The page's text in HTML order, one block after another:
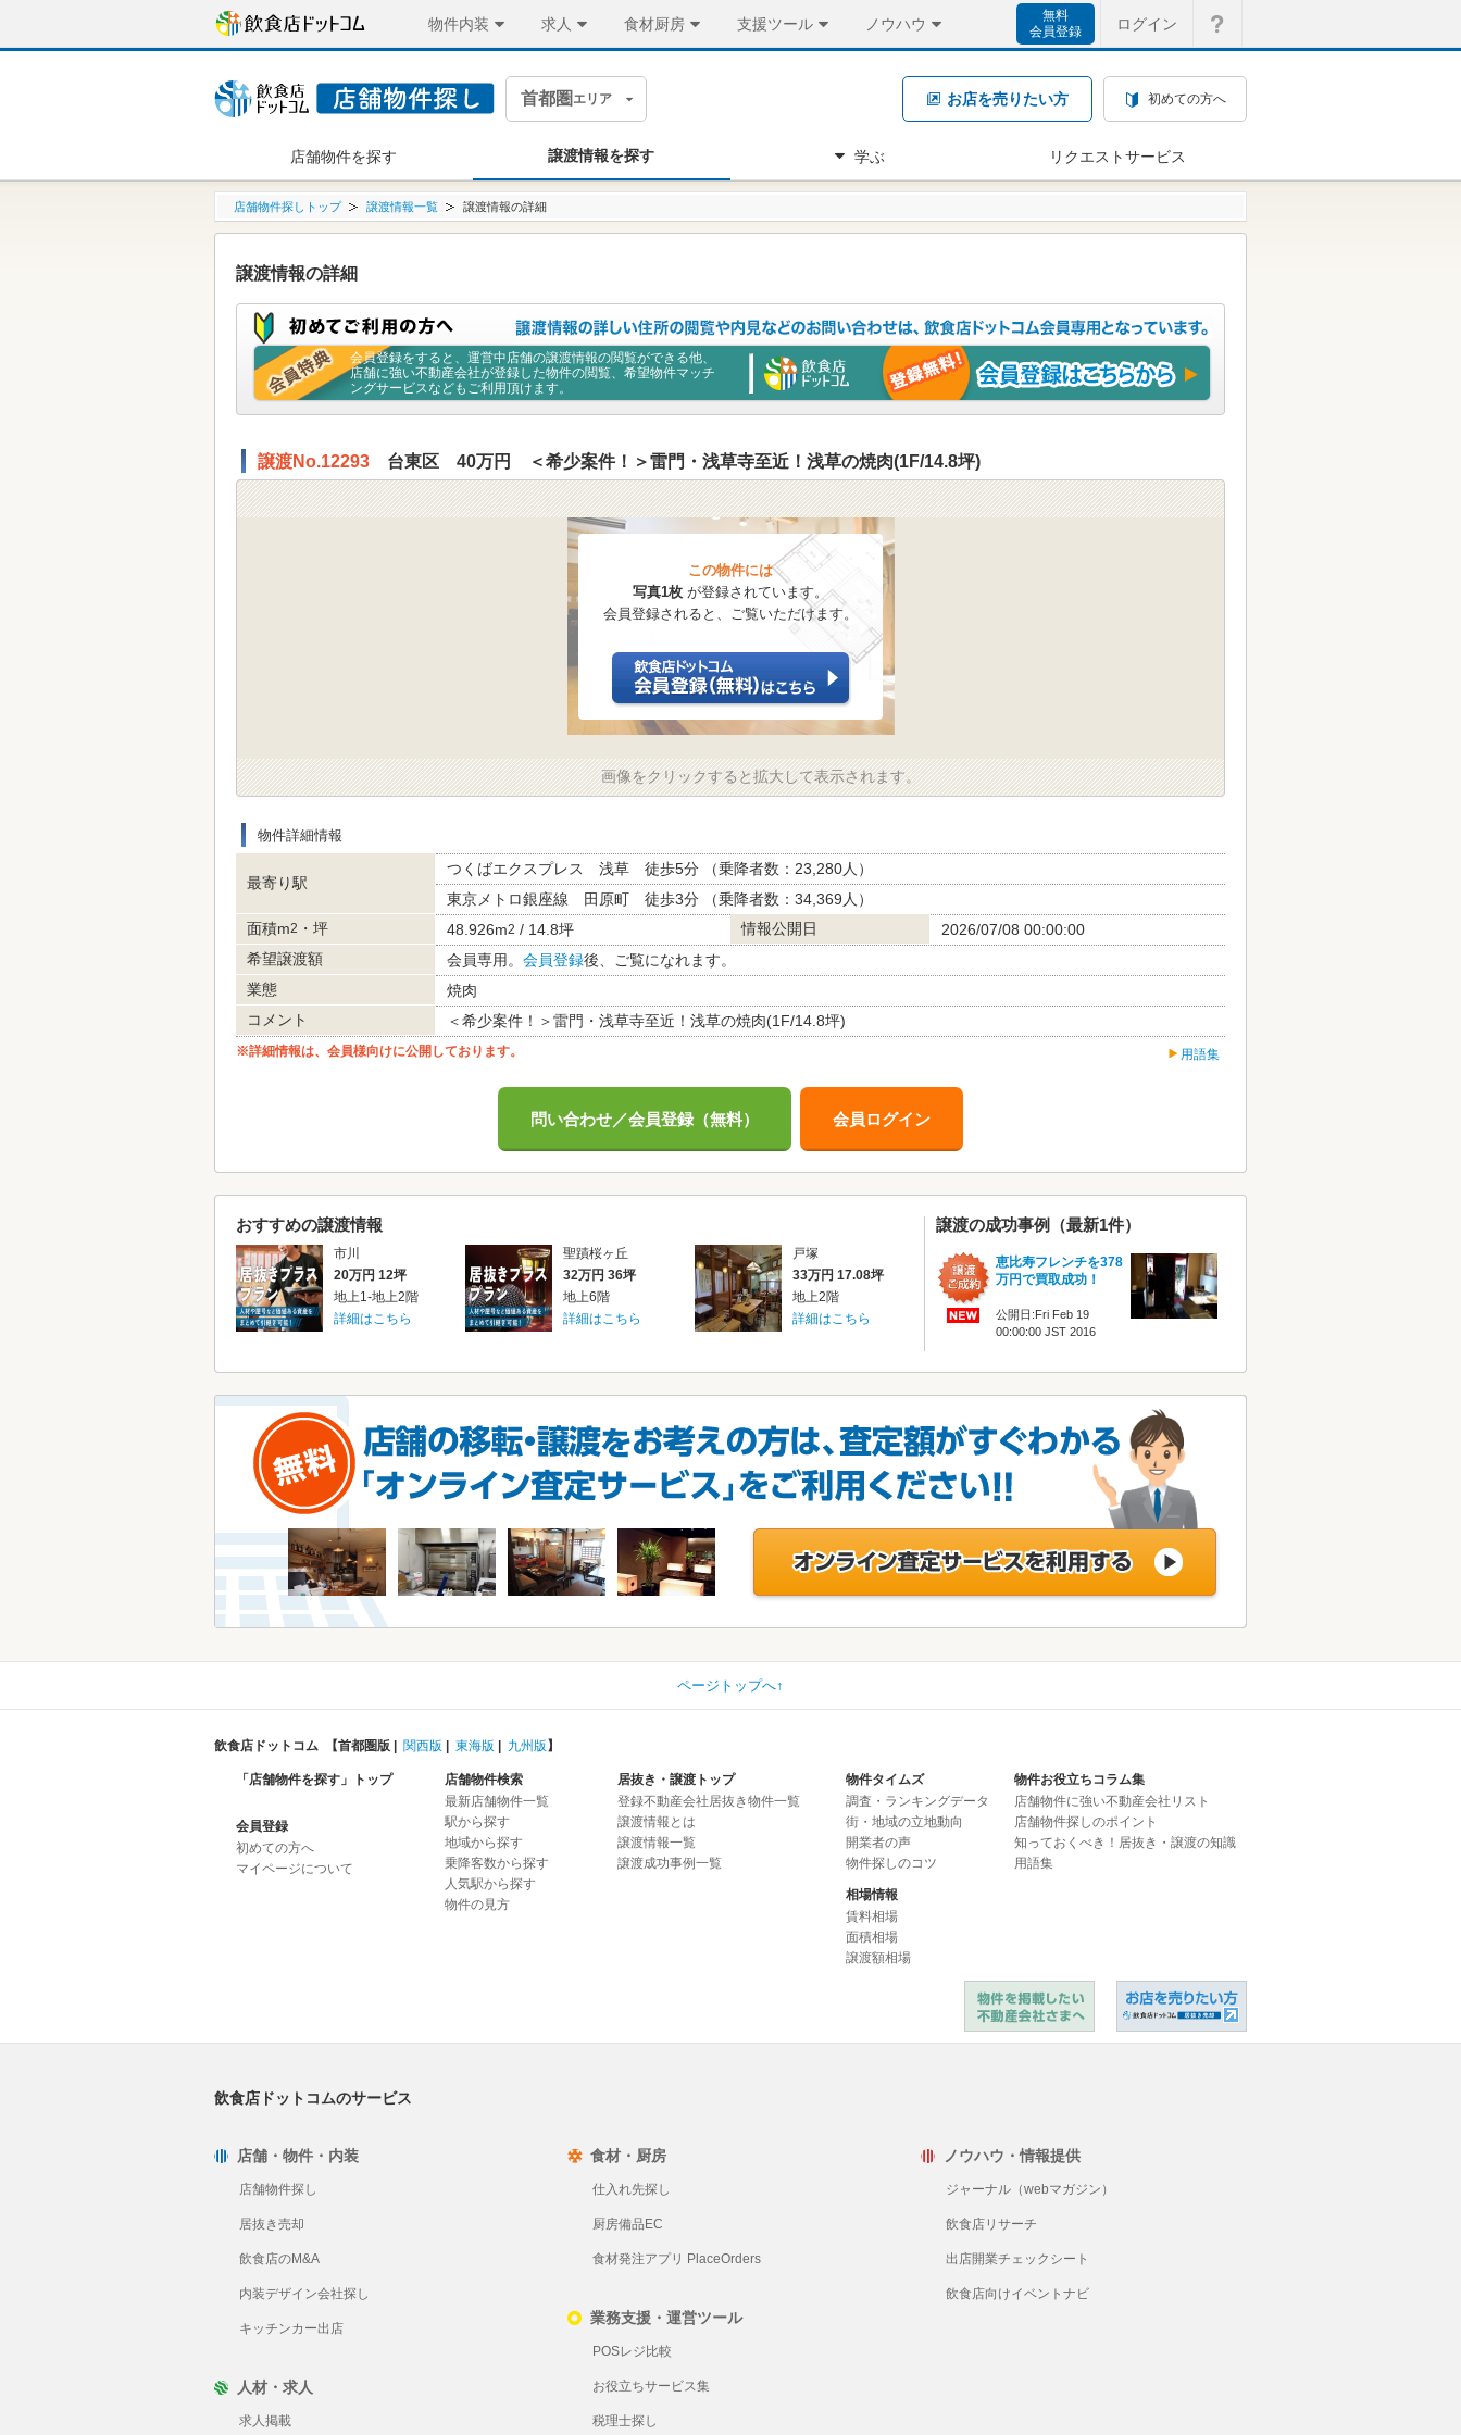
物件内装 求人 食材厨房 支援ツール ノウハウ
無料
会員登録
ログイン
首都圏 エリア お店を売りたい方 初めての方へ
店舗物件を探す 譲渡情報を探す 学ぶ リクエストサービス
店舗物件探しトップ 譲渡情報一覧 譲渡情報の詳細
譲渡情報の詳細
会員登録をすると、運営中店舗の譲渡情報の閲覧ができる他、
店舗に強い不動産会社が登録した物件の閲覧、希望物件マッチ
ングサービスなどもご利用頂けます。
譲渡No.12293 台東区 40万円 ＜希少案件！＞雷門・浅草寺至近！浅草の焼肉(1F/14.8坪)
この物件には
写真1枚 が登録されています。
会員登録されると、ご覧いただけます。
画像をクリックすると拡大して表示されます。
物件詳細情報
最寄り駅
つくばエクスプレス 浅草 徒歩5分 （乗降者数：23,280人）
東京メトロ銀座線 田原町 徒歩3分 （乗降者数：34,369人）
面積m2 ・坪 48.926m2 / 14.8坪 情報公開日
2026/07/08 00:00:00
希望譲渡額
会員専用。 会員登録後、ご覧になれます。
業態
焼肉
コメント
＜希少案件！＞雷門・浅草寺至近！浅草の焼肉(1F/14.8坪)
※詳細情報は、会員様向けに公開しております。 用語集
問い合わせ／会員登録（無料） 会員ログイン
おすすめの譲渡情報
市川
20万円 12坪
地上1-地上2階
詳細はこちら
聖蹟桜ヶ丘
32万円 36坪
地上6階
詳細はこちら
戸塚
33万円 17.08坪
地上2階
詳細はこちら
譲渡の成功事例（最新1件）
恵比寿フレンチを378
万円で買取成功！
公開日:Fri Feb 19
00:00:00 JST 2016
ページトップへ↑
飲食店ドットコム 【首都圏版 関西版 東海版 九州版 】
「店舗物件を探す」トップ
会員登録
初めての方へ
マイページについて
店舗物件検索
最新店舗物件一覧
駅から探す
地域から探す
乗降客数から探す
人気駅から探す
物件の見方
居抜き・譲渡トップ
登録不動産会社居抜き物件一覧
譲渡情報とは
譲渡情報一覧
譲渡成功事例一覧
物件タイムズ
調査・ランキングデータ
街・地域の立地動向
開業者の声
物件探しのコツ
相場情報
賃料相場
面積相場
譲渡額相場
物件お役立ちコラム集
店舗物件に強い不動産会社リスト
店舗物件探しのポイント
知っておくべき！居抜き・譲渡の知識
用語集
飲食店ドットコムのサービス
店舗・物件・内装
店舗物件探し
居抜き売却
飲食店のM&A
内装デザイン会社探し
キッチンカー出店
人材・求人
求人掲載
食材・厨房
仕入れ先探し
厨房備品EC
食材発注アプリ PlaceOrders
業務支援・運営ツール
POSレジ比較
お役立ちサービス集
税理士探し
ノウハウ・情報提供
ジャーナル（webマガジン）
飲食店リサーチ
出店開業チェックシート
飲食店向けイベントナビ